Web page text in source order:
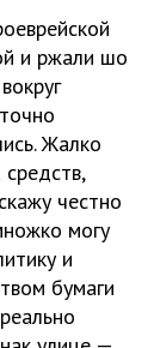
и ржали шо
Жалко
честно
могу
и
бумаги